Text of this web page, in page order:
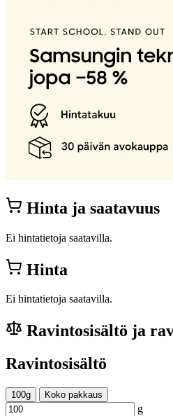
Hinta ja saatavuus
Ei hintatietoja saatavilla.
Hinta
Ei hintatietoja saatavilla.
Ravintosisältö ja
Ravintosisältö
100g Koko pakkaus
g